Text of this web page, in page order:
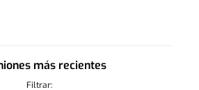
más recientes
Filtrar: